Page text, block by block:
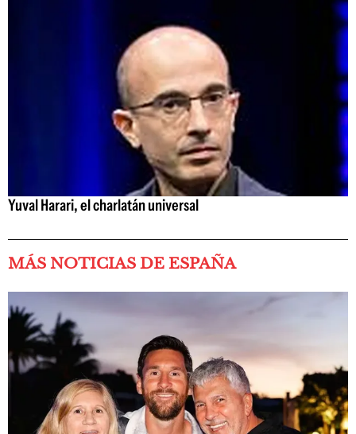
Yuval Harari, el charlatán universal
MÁS NOTICIAS DE ESPAÑA